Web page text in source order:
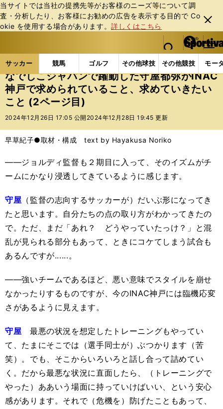
当サイトでは当社の提携先等がお客様のニーズ等について調
査・分析したり、お客様にお勧めの広告を表⽰する⽬的で Co
okie を使⽤する場合があります。詳しくはこちら
閉じ
る
web Sportiva (webスポルティーバ)
検索
マイペ
ー
ジ
メニュ
サッカー 競馬 ゴルフ その他球技 その他競技 モー
ス
ポ
ル
テ
ー
バ
サッカーの記事一覧 サッカー代表 なでしこジャパ
なでしこジャパンで躍動した守屋都弥がINAC
神戸で求められていること、求めていきたい
こと (2ページ目)
2024年12月26日 17:05 公開 2024年12月28日 19:45 更新
早草紀子●取材・構成 text by Hayakusa Noriko
――ジョルディ監督も２期目に入って、そのイズムがチ
ームにかなり浸透してきているように感じます。
守屋 （監督の志向するサッカーが）だいぶ形になってき
たと思います。自分たちの点の取り方がわかってきたの
で。ただ、まだ「あれ？ どうやっていたっけ？」と混
乱が見られる部分もあって、ときにコケてしまう試合も
あるんですが......。
――強いチームであるほど、悪い意味でスタイルを崩せ
なかったりするものですが、今のINAC神戸には臨機応変
さがあるように見えます。
守屋 最悪の状況を想定したトレーニングもやってい
て、たまにそこでは（選手同士が）ぶつかります（苦
笑）。でも、そこからいろいろと話し合って詰めてい
く。だから最悪な状況に直面したら、（トレーニングで
やった）ああいう場面に持っていけばいい、という安心
感があります。それで（危機を）防げたこともあって、